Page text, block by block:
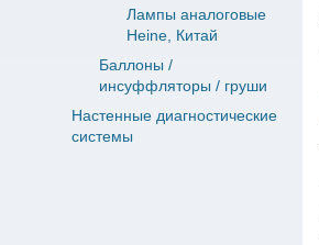
Лампы аналоговые
Heine, Китай
Баллоны /
инсуффляторы / груши
Настенные диагностические
системы